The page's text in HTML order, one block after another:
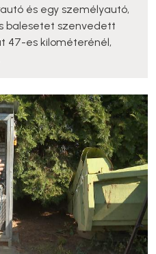
és egy személyautó,
balesetet szenvedett
47-es kilométerénél,